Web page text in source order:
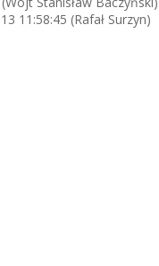
11:58:45 (Rafał Surzyn)